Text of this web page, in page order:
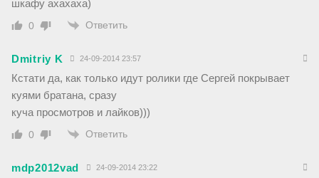
шкафу ахахаха)
0 Ответить
Dmitriy K 24-09-2014 23:57
Кстати да, как только идут ролики где Сергей покрывает
куями братана, сразу
куча просмотров и лайков)))
0 Ответить
mdp2012vad 24-09-2014 23:22